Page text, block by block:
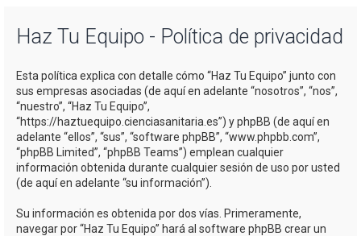
Haz Tu Equipo - Política de privacidad
Esta política explica con detalle cómo “Haz Tu Equipo” junto con
sus empresas asociadas (de aquí en adelante “nosotros”, “nos”,
“nuestro”, “Haz Tu Equipo”,
“https://haztuequipo.cienciasanitaria.es”) y phpBB (de aquí en
adelante “ellos”, “sus”, “software phpBB”, “www.phpbb.com”,
“phpBB Limited”, “phpBB Teams”) emplean cualquier
información obtenida durante cualquier sesión de uso por usted
(de aquí en adelante “su información”).
Su información es obtenida por dos vías. Primeramente,
navegar por “Haz Tu Equipo” hará al software phpBB crear un